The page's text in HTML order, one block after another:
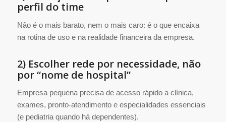
perfil do time
Não é o mais barato, nem o mais caro: é o que encaixa
na rotina de uso e na realidade financeira da empresa.
2) Escolher rede por necessidade, não
por “nome de hospital”
Empresa pequena precisa de acesso rápido a clínica,
exames, pronto-atendimento e especialidades essenciais
(e pediatria quando há dependentes).